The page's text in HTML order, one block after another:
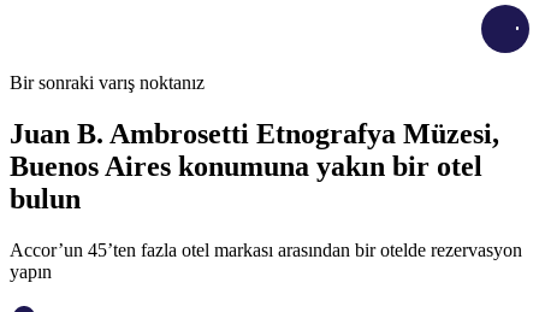
Bir sonraki varış noktanız
Juan B. Ambrosetti Etnografya Müzesi,
Buenos Aires konumuna yakın bir otel
bulun
Accor’un 45’ten fazla otel markası arasından bir otelde rezervasyon
yapın